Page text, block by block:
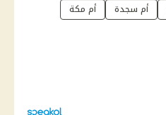
أم سجدة
أم مكة